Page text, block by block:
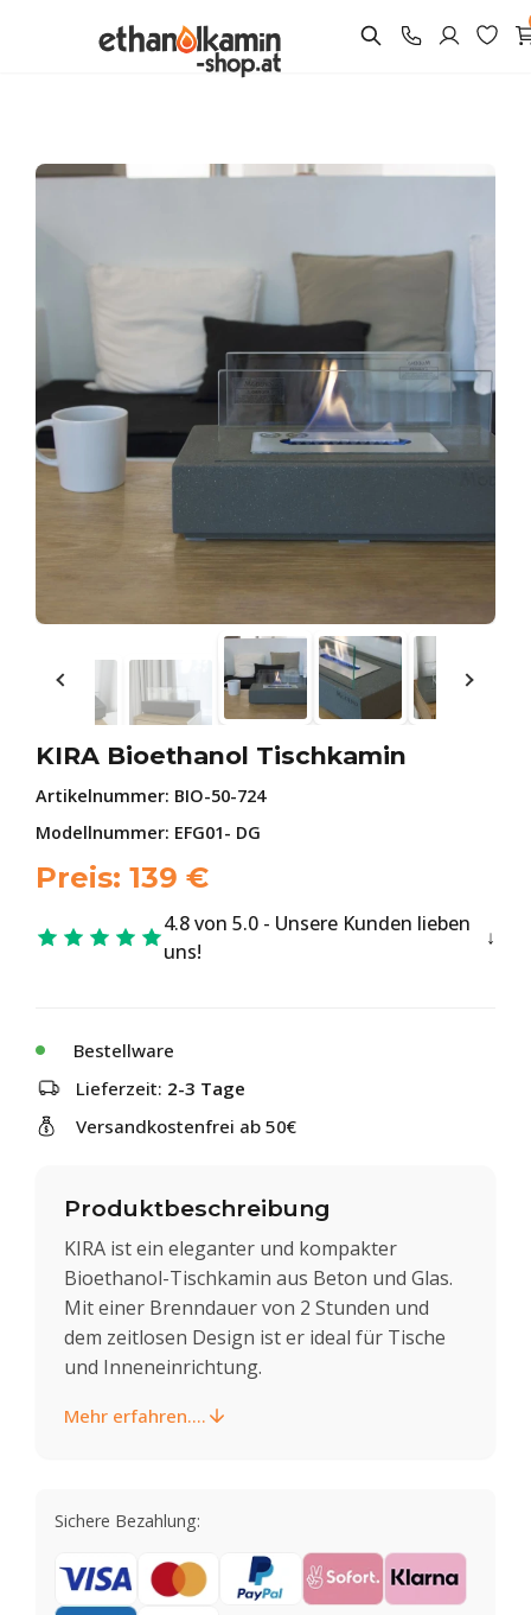
KIRA Bioethanol Tischkamin
Artikelnummer: BIO-50-724
Modellnummer: EFG01- DG
Preis: 139 €
4.8 von 5.0 - Unsere Kunden lieben
uns!
Bestellware
Lieferzeit: 2-3 Tage
Versandkostenfrei ab 50€
Produktbeschreibung
KIRA ist ein eleganter und kompakter
Bioethanol-Tischkamin aus Beton und Glas.
Mit einer Brenndauer von 2 Stunden und
dem zeitlosen Design ist er ideal für Tische
und Inneneinrichtung.
Mehr erfahren....
Sichere Bezahlung: